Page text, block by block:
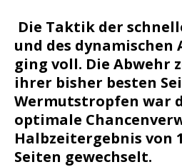
Die Taktik der
und des dynamischen
ging voll. Die Abwehr
ihrer bisher besten
Wermutstropfen war
optimale
Halbzeitergebnis von
Seiten gewechselt.